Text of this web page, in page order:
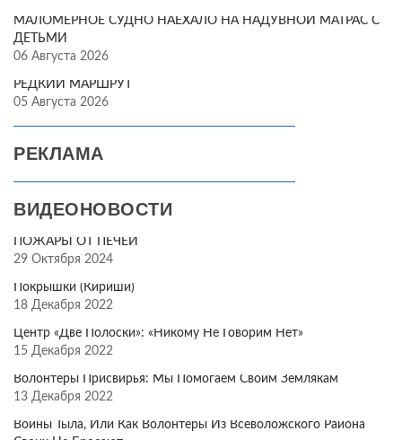
МАЛОМЕРНОЕ СУДНО НАЕХАЛО НА НАДУВНОЙ МАТРАС С
ДЕТЬМИ
06 Августа 2026
РЕДКИЙ МАРШРУТ
05 Августа 2026
РЕКЛАМА
ВИДЕОНОВОСТИ
ПОЖАРЫ ОТ ПЕЧЕЙ
29 Октября 2024
Покрышки (Кириши)
18 Декабря 2022
Центр «Две Полоски»: «Никому Не Говорим Нет»
15 Декабря 2022
Волонтёры Присвирья: Мы Помогаем Своим Землякам
13 Декабря 2022
Воины Тыла, Или Как Волонтёры Из Всеволожского Района